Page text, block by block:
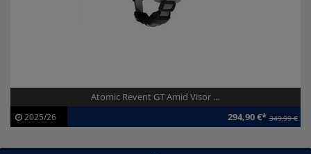
Atomic Revent GT Amid Visor ...
2025/26 294,90 €* 349,99 €